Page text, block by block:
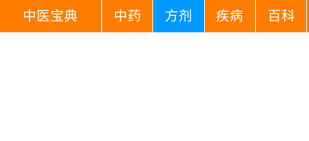
中医宝典 中药 方剂 疾病 百科